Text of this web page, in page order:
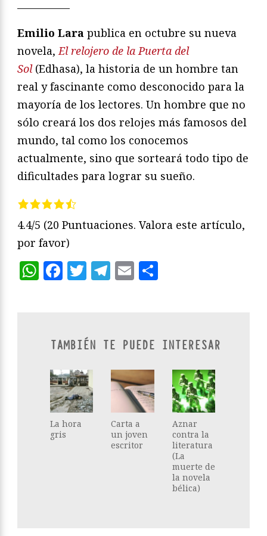
Emilio Lara publica en octubre su nueva
novela, El relojero de la Puerta del
Sol(Edhasa), la historia de un hombre tan
real y fascinante como desconocido para la
mayoría de los lectores. Un hombre que no
sólo creará los dos relojes más famosos del
mundo, tal como los conocemos
actualmente, sino que sorteará todo tipo de
dificultades para lograr su sueño.
4.4/5 (20 Puntuaciones. Valora este artículo,
por favor)
WhatsApp
Facebook
Twitter
Telegram
Email
TAMBIÉN TE PUEDE INTERESAR
La hora
gris
Carta a
un joven
escritor
Aznar
contra la
literatura
(La
muerte de
la novela
bélica)